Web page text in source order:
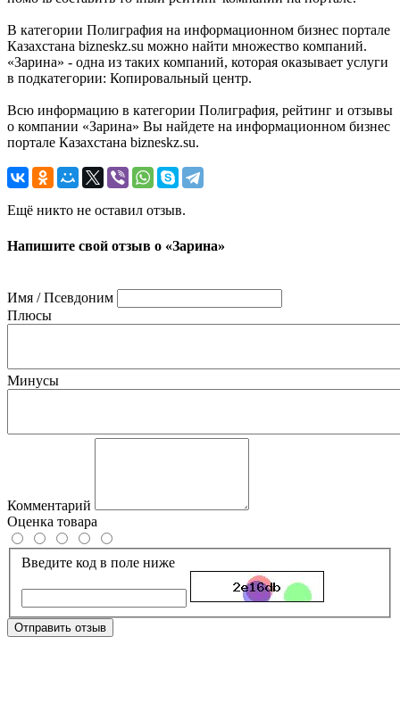
В категории Полиграфия на информационном бизнес портале
Казахстана bizneskz.su можно найти множество компаний.
«Зарина» - одна из таких компаний, которая оказывает услуги
в подкатегории: Копировальный центр.
Всю информацию в категории Полиграфия, рейтинг и отзывы
о компании «Зарина» Вы найдете на информационном бизнес
портале Казахстана bizneskz.su.
Ещё никто не оставил отзыв.
Напишите свой отзыв о «Зарина»
Имя / Псевдоним
Плюсы
Минусы
Комментарий
Оценка товара
Введите код в поле ниже
Отправить отзыв